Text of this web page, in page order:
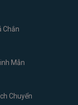
Chắn
Mẫn
Chuyển